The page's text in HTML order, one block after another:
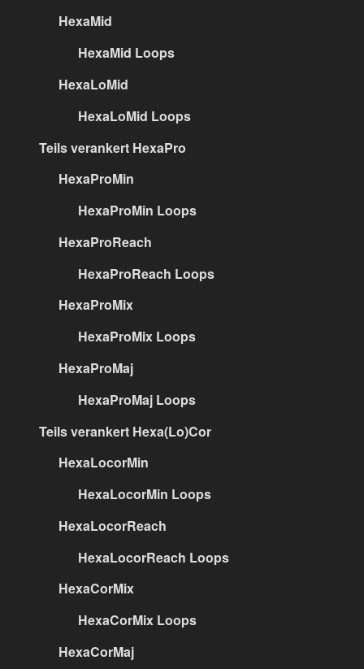
HexaMid
HexaMid Loops
HexaLoMid
HexaLoMid Loops
Teils verankert HexaPro
HexaProMin
HexaProMin Loops
HexaProReach
HexaProReach Loops
HexaProMix
HexaProMix Loops
HexaProMaj
HexaProMaj Loops
Teils verankert Hexa(Lo)Cor
HexaLocorMin
HexaLocorMin Loops
HexaLocorReach
HexaLocorReach Loops
HexaCorMix
HexaCorMix Loops
HexaCorMaj